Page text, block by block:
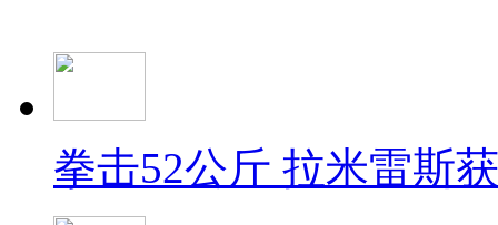
拳击52公斤 拉米雷斯